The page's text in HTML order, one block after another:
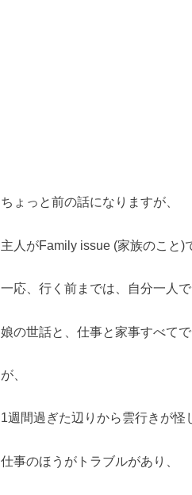
ちょっと前の話になりますが、
主人がFamily issue (家族のこと)
一応、行く前までは、自分一人で
娘の世話と、仕事と家事すべて
が、
1週間過ぎた辺りから雲行きが
仕事のほうがトラブルがあり、